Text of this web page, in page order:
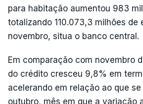
para habitação aumentou 983
totalizando 110.073,3 milhões de
novembro, situa o banco central.
Em comparação com novembro
do crédito cresceu 9,8% em
acelerando em relação ao que
outubro, mês em que a variação